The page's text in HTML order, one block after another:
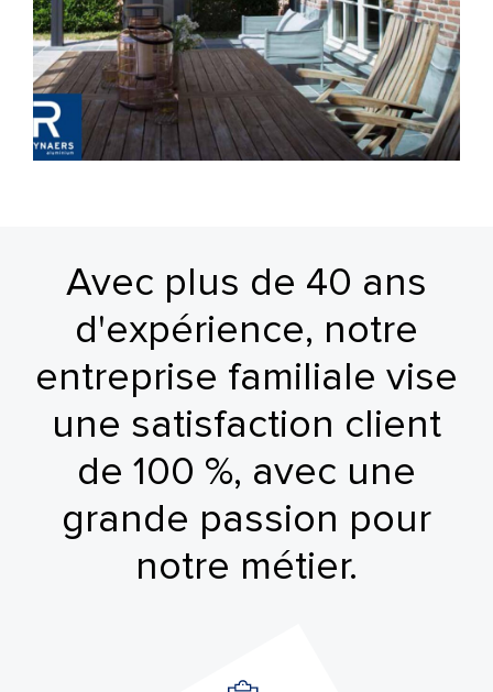
Avec plus de 40 ans
d'expérience, notre
entreprise familiale vise
une satisfaction client
de 100 %, avec une
grande passion pour
notre métier.